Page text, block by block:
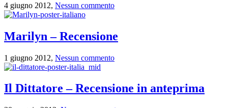
4 giugno 2012, Nessun commento
Marilyn – Recensione
1 giugno 2012, Nessun commento
Il Dittatore – Recensione in anteprima